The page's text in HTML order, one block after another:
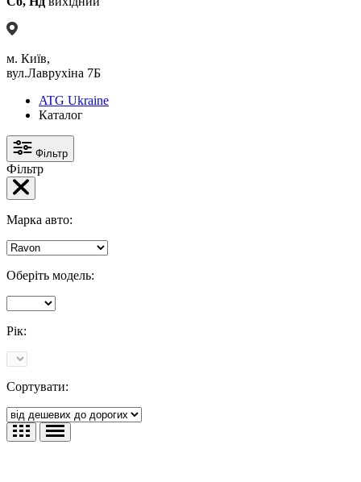
м. Київ,
вул.Лаврухіна 7Б
ATG Ukraine
Каталог
Фільтр
Фільтр
Марка авто:
Оберіть модель:
Рік:
Сортувати: